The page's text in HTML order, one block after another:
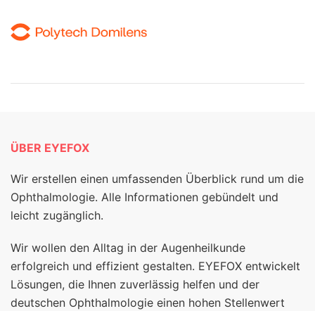
ÜBER EYEFOX
Wir erstellen einen umfassenden Überblick rund um die
Ophthalmologie. Alle Informationen gebündelt und
leicht zugänglich.
Wir wollen den Alltag in der Augenheilkunde
erfolgreich und effizient gestalten. EYEFOX entwickelt
Lösungen, die Ihnen zuverlässig helfen und der
deutschen Ophthalmologie einen hohen Stellenwert